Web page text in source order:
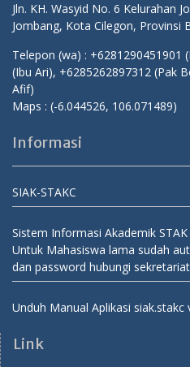
Jln. KH. Wasyid No. 6 Kelurahan
Jombang, Kota Cilegon, Provinsi
Telepon (wa) : +6281290451901
(Ibu Ari), +6285262897312 (Pak
Afif)
Maps : (-6.044526, 106.071489)
Informasi
SIAK-STAKC
Sistem Informasi Akademik
Untuk Mahasiswa lama sudah
dan password hubungi
Unduh Manual Aplikasi siak.stakc
Link